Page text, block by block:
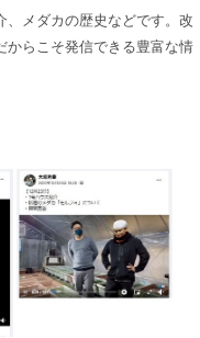
、メダカの歴史などです。改
からこそ発信できる豊富な情